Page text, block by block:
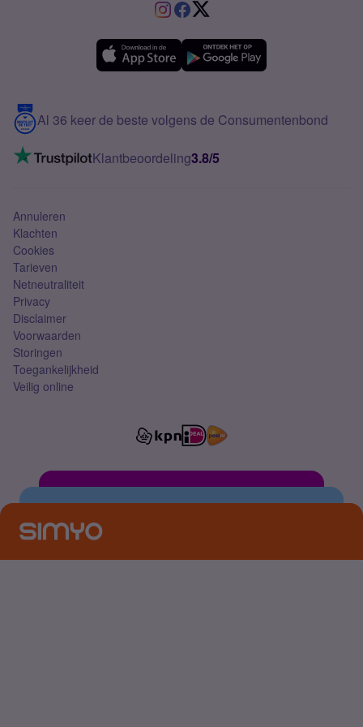
Verschil Prepaid en Sim Only
Meerdere nummers
5G internet
Mobiel internet
Mobiel abonnement
Contact
VoLTE 4G bellen
Al 36 keer de beste volgens de Consumentenbond
Klantbeoordeling3.8/5
Annuleren
Klachten
Cookies
Tarieven
Netneutraliteit
Privacy
Disclaimer
Voorwaarden
Storingen
Toegankelijkheid
Veilig online